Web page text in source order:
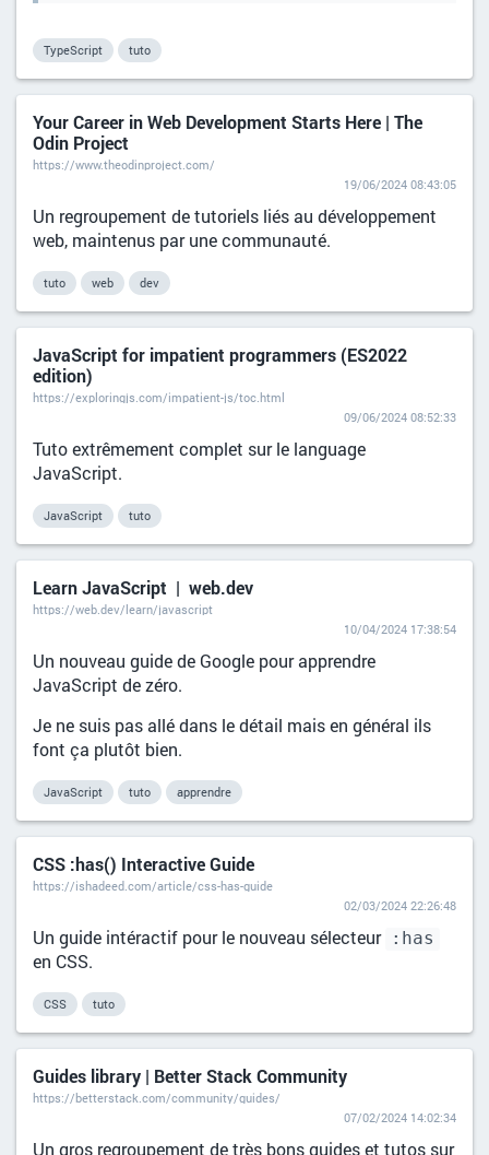
TypeScript tuto
Your Career in Web Development Starts Here | The
Odin Project
https://www.theodinproject.com/
19/06/2024 08:43:05
Un regroupement de tutoriels liés au développement
web, maintenus par une communauté.
tuto web dev
JavaScript for impatient programmers (ES2022
edition)
https://exploringjs.com/impatient-js/toc.html
09/06/2024 08:52:33
Tuto extrêmement complet sur le language
JavaScript.
JavaScript tuto
Learn JavaScript | web.dev
https://web.dev/learn/javascript
10/04/2024 17:38:54
Un nouveau guide de Google pour apprendre
JavaScript de zéro.
Je ne suis pas allé dans le détail mais en général ils
font ça plutôt bien.
JavaScript tuto apprendre
CSS :has() Interactive Guide
https://ishadeed.com/article/css-has-guide
02/03/2024 22:26:48
Un guide intéractif pour le nouveau sélecteur :has
en CSS.
CSS tuto
Guides library | Better Stack Community
https://betterstack.com/community/guides/
07/02/2024 14:02:34
Un gros regroupement de très bons guides et tutos sur